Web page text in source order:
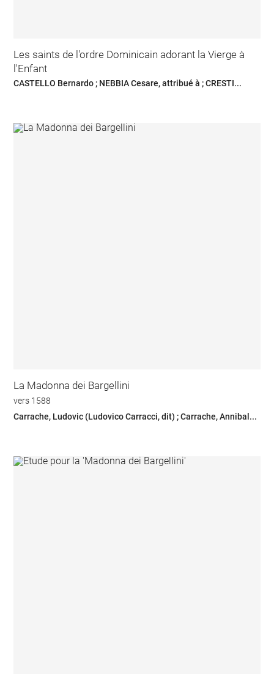
Les saints de l'ordre Dominicain adorant la Vierge à
l'Enfant
CASTELLO Bernardo ; NEBBIA Cesare, attribué à ; CRESTI...
La Madonna dei Bargellini
vers 1588
Carrache, Ludovic (Ludovico Carracci, dit) ; Carrache, Annibal...